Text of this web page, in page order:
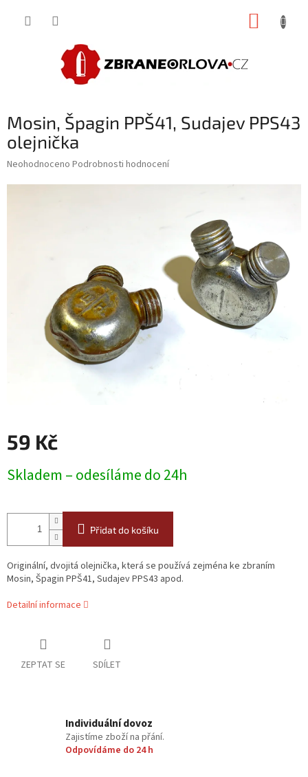
Mosin, Špagin PPŠ41, Sudajev PPS43
olejnička
Průměrné
Neohodnoceno Podrobnosti hodnocení
59 Kč
cena:
Skladem – odesíláme do 24h
Přidat do košíku
Originální, dvojitá olejnička, která se používá zejména ke zbraním
Mosin, Špagin PPŠ41, Sudajev PPS43 apod.
Detailní informace
ZEPTAT SE SDÍLET
Individuální dovoz
Zajistíme zboží na přání.
Odpovídáme do 24 h